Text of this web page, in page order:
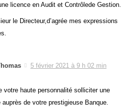
licence en Audit et Contrôlede Gestion.
le Directeur,d’agrée mes expressions
5 février 2021 à 9 h 02 min
votre haute personnalité solliciter une
de votre prestigieuse Banque.